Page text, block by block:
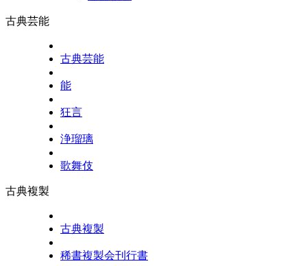
古典芸能
古典芸能
能
狂言
浄瑠璃
歌舞伎
古典複製
古典複製
稀書複製会刊行書